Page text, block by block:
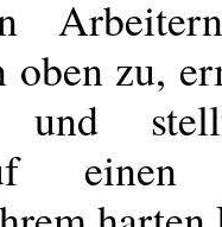
zu,
und
einen